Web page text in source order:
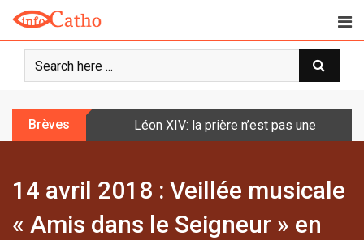
o
Brèves Léon XIV: la prière n’est pas une
14 avril 2018 : Veillée musicale
« Amis dans le Seigneur » en